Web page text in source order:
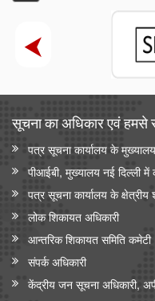
सूचना का अधिकार एवं हमसे
पत्र सूचना कार्यालय के
पीआईबी, मुख्यालय नई दिल्ली में
पत्र सूचना कार्यालय के क्षेत्रीय
लोक शिकायत अधिकारी
आन्‍तरिक शिकायत समिति कमेटी
संपर्क अधिकारी
केंद्रीय जन सूचना अधिकारी,